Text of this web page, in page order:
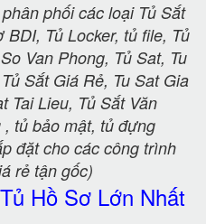
phối các loại Tủ Sắt
Tủ Locker, tủ file, Tủ
Van Phong, Tủ Sat, Tu
Sắt Giá Rẻ, Tu Sat Gia
Tai Lieu, Tủ Sắt Văn
tủ bảo mật, tủ đựng
đặt cho các công trình
rẻ tận gốc)
Hồ Sơ Lớn Nhất